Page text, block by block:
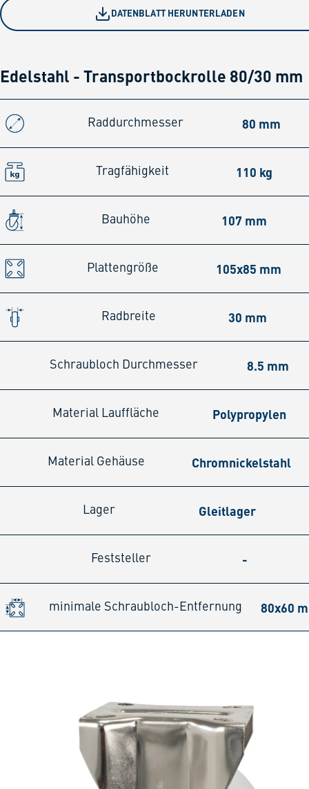
DATENBLATT HERUNTERLADEN
Edelstahl - Transportbockrolle 80/30 mm
Raddurchmesser 80 mm
Tragfähigkeit 110 kg
Bauhöhe 107 mm
Plattengröße 105x85 mm
Radbreite 30 mm
Schraubloch Durchmesser 8.5 mm
Material Lauffläche Polypropylen
Material Gehäuse Chromnickelstahl
Lager Gleitlager
Feststeller -
minimale Schraubloch-Entfernung 80x60